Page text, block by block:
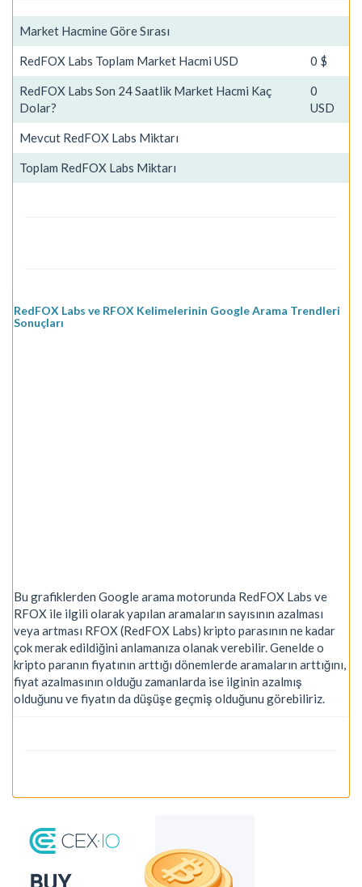
Market Hacmine Göre Sırası
RedFOX Labs Toplam Market Hacmi USD 0 $
RedFOX Labs Son 24 Saatlik Market Hacmi Kaç
Dolar?
0
USD
Mevcut RedFOX Labs Miktarı
Toplam RedFOX Labs Miktarı
RedFOX Labs ve RFOX Kelimelerinin Google Arama Trendleri
Sonuçları
Bu grafiklerden Google arama motorunda RedFOX Labs ve
RFOX ile ilgili olarak yapılan aramaların sayısının azalması
veya artması RFOX (RedFOX Labs) kripto parasının ne kadar
çok merak edildiğini anlamanıza olanak verebilir. Genelde o
kripto paranın fiyatının arttığı dönemlerde aramaların arttığını,
fiyat azalmasının olduğu zamanlarda ise ilginin azalmış
olduğunu ve fiyatın da düşüşe geçmiş olduğunu görebiliriz.